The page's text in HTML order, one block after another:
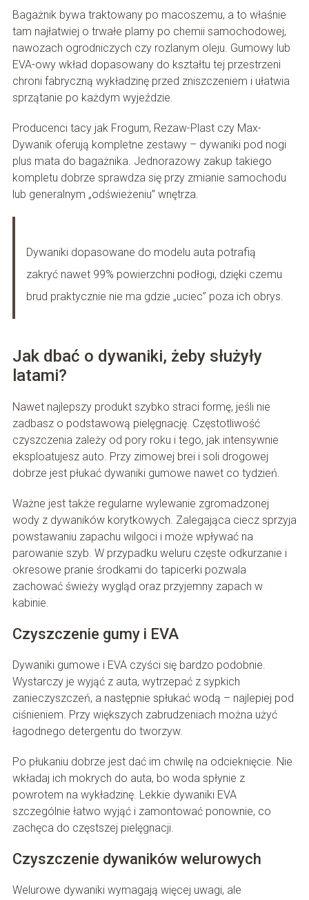
Bagażnik bywa traktowany po macoszemu, a to właśnie
tam najłatwiej o trwałe plamy po chemii samochodowej,
nawozach ogrodniczych czy rozlanym oleju. Gumowy lub
EVA-owy wkład dopasowany do kształtu tej przestrzeni
chroni fabryczną wykładzinę przed zniszczeniem i ułatwia
sprzątanie po każdym wyjeździe.
Producenci tacy jak Frogum, Rezaw-Plast czy Max-
Dywanik oferują kompletne zestawy – dywaniki pod nogi
plus mata do bagażnika. Jednorazowy zakup takiego
kompletu dobrze sprawdza się przy zmianie samochodu
lub generalnym „odświeżeniu” wnętrza.
Dywaniki dopasowane do modelu auta potrafią
zakryć nawet 99% powierzchni podłogi, dzięki czemu
brud praktycznie nie ma gdzie „uciec” poza ich obrys.
Jak dbać o dywaniki, żeby służyły
latami?
Nawet najlepszy produkt szybko straci formę, jeśli nie
zadbasz o podstawową pielęgnację. Częstotliwość
czyszczenia zależy od pory roku i tego, jak intensywnie
eksploatujesz auto. Przy zimowej brei i soli drogowej
dobrze jest płukać dywaniki gumowe nawet co tydzień.
Ważne jest także regularne wylewanie zgromadzonej
wody z dywaników korytkowych. Zalegająca ciecz sprzyja
powstawaniu zapachu wilgoci i może wpływać na
parowanie szyb. W przypadku weluru częste odkurzanie i
okresowe pranie środkami do tapicerki pozwala
zachować świeży wygląd oraz przyjemny zapach w
kabinie.
Czyszczenie gumy i EVA
Dywaniki gumowe i EVA czyści się bardzo podobnie.
Wystarczy je wyjąć z auta, wytrzepać z sypkich
zanieczyszczeń, a następnie spłukać wodą – najlepiej pod
ciśnieniem. Przy większych zabrudzeniach można użyć
łagodnego detergentu do tworzyw.
Po płukaniu dobrze jest dać im chwilę na odcieknięcie. Nie
wkładaj ich mokrych do auta, bo woda spłynie z
powrotem na wykładzinę. Lekkie dywaniki EVA
szczególnie łatwo wyjąć i zamontować ponownie, co
zachęca do częstszej pielęgnacji.
Czyszczenie dywaników welurowych
Welurowe dywaniki wymagają więcej uwagi, ale